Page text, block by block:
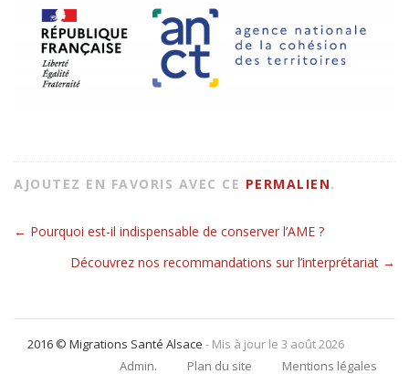
AJOUTEZ EN FAVORIS AVEC CE PERMALIEN.
Navigation pour les articles
← Pourquoi est-il indispensable de conserver l’AME ?
Découvrez nos recommandations sur l’interprétariat →
2016 © Migrations Santé Alsace - Mis à jour le 3 août 2026
Admin.
Plan du site Mentions légales